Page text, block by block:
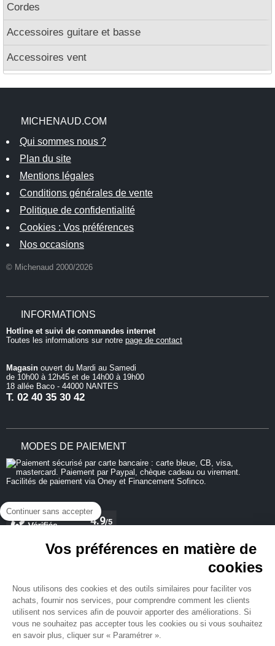
Continuer sans accepter
Vos préférences en matière de
cookies
Nous utilisons des cookies et des outils similaires pour faciliter vos
achats, fournir nos services, pour comprendre comment les clients
utilisent nos services afin de pouvoir apporter des améliorations. Si
vous ne souhaitez pas accepter tous les cookies ou si vous souhaitez
en savoir plus, cliquer sur « Paramétrer ».
Cordes
Accessoires guitare et basse
Accessoires vent
MICHENAUD.COM
Qui sommes nous ?
Plan du site
Mentions légales
Conditions générales de vente
Politique de confidentialité
Cookies : Vos préférences
Nos occasions
© Michenaud 2000/2026
INFORMATIONS
Hotline et suivi de commandes internet
Toutes les informations sur notre page de contact
Magasin ouvert du Mardi au Samedi
de 10h00 à 12h45 et de 14h00 à 19h00
18 allée Baco - 44000 NANTES
T. 02 40 35 30 42
MODES DE PAIEMENT
NEWSLETTER